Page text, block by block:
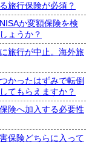
旅行保険が必須？
か変額保険を検
ょうか？
旅行が中止。海外旅
かったはずみで転倒
てもらえますか？
険へ加入する必要性
保険どちらに入って